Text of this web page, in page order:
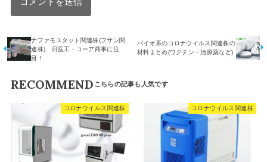
ナファモスタット関連株(フサン関
連株) 日医工・コーア商事に注
目！
バイオ系のコロナウイルス関連株の
材料まとめ(ワクチン・治療薬など)
RECOMMEND
コロナウイルス関連株 コロナウイルス関連株